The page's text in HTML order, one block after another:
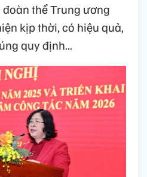
thể Trung ương
kịp thời, có hiệu quả,
quy định...